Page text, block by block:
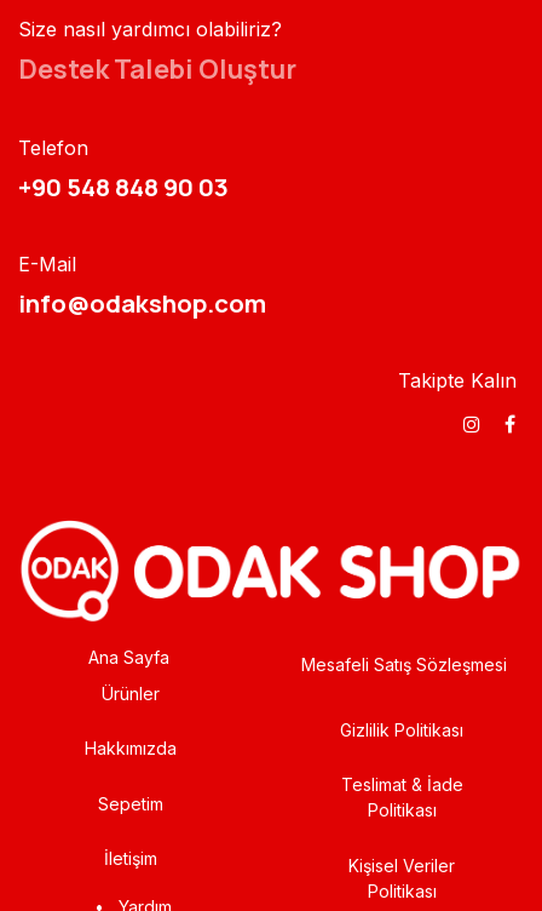
Size nasıl yardımcı olabiliriz?
Destek Talebi Oluştur
Telefon
+90 548 848 90 03​​
E-Mail
info@odakshop.com​
Takipte Kalın
Ana Sayfa
Ürünler
Hakkımızda
Sepetim
İletişim
• Yardım
Mesafeli Satış Sözleşmesi
Gizlilik Politikası
Teslimat & İade
Politikası
Kişisel Veriler
Politikası